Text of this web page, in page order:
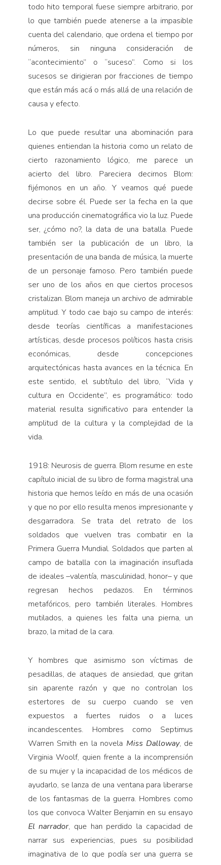
todo hito temporal fuese siempre arbitrario, por
lo que también puede atenerse a la impasible
cuenta del calendario, que ordena el tiempo por
números, sin ninguna consideración de
“acontecimiento” o “suceso”. Como si los
sucesos se dirigieran por fracciones de tiempo
que están más acá o más allá de una relación de
causa y efecto.
Lo que puede resultar una abominación para
quienes entiendan la historia como un relato de
cierto razonamiento lógico, me parece un
acierto del libro. Pareciera decirnos Blom:
fijémonos en un año. Y veamos qué puede
decirse sobre él. Puede ser la fecha en la que
una producción cinematográfica vio la luz. Puede
ser, ¿cómo no?, la data de una batalla. Puede
también ser la publicación de un libro, la
presentación de una banda de música, la muerte
de un personaje famoso. Pero también puede
ser uno de los años en que ciertos procesos
cristalizan. Blom maneja un archivo de admirable
amplitud. Y todo cae bajo su campo de interés:
desde teorías científicas a manifestaciones
artísticas, desde procesos políticos hasta crisis
económicas, desde concepciones
arquitectónicas hasta avances en la técnica. En
este sentido, el subtítulo del libro, “Vida y
cultura en Occidente”, es programático: todo
material resulta significativo para entender la
amplitud de la cultura y la complejidad de la
vida.
1918: Neurosis de guerra. Blom resume en este
capítulo inicial de su libro de forma magistral una
historia que hemos leído en más de una ocasión
y que no por ello resulta menos impresionante y
desgarradora. Se trata del retrato de los
soldados que vuelven tras combatir en la
Primera Guerra Mundial. Soldados que parten al
campo de batalla con la imaginación insuflada
de ideales –valentía, masculinidad, honor– y que
regresan hechos pedazos. En términos
metafóricos, pero también literales. Hombres
mutilados, a quienes les falta una pierna, un
brazo, la mitad de la cara.
Y hombres que asimismo son víctimas de
pesadillas, de ataques de ansiedad, que gritan
sin aparente razón y que no controlan los
estertores de su cuerpo cuando se ven
expuestos a fuertes ruidos o a luces
incandescentes. Hombres como Septimus
Warren Smith en la novela Miss Dalloway, de
Virginia Woolf, quien frente a la incomprensión
de su mujer y la incapacidad de los médicos de
ayudarlo, se lanza de una ventana para liberarse
de los fantasmas de la guerra. Hombres como
los que convoca Walter Benjamin en su ensayo
El narrador, que han perdido la capacidad de
narrar sus experiencias, pues su posibilidad
imaginativa de lo que podía ser una guerra se